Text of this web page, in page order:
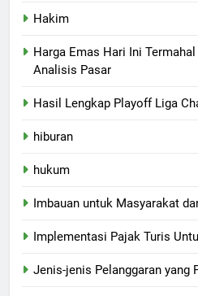
Hakim
Harga Emas Hari Ini
Analisis Pasar
Hasil Lengkap Playoff Liga
hiburan
hukum
Imbauan untuk Masyarakat
Implementasi Pajak Turis
Jenis-jenis Pelanggaran yang